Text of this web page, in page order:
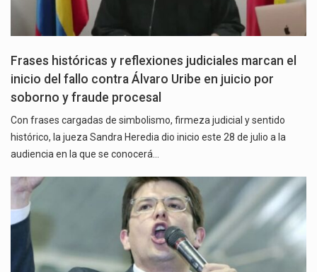
Frases históricas y reflexiones judiciales marcan el
inicio del fallo contra Álvaro Uribe en juicio por
soborno y fraude procesal
Con frases cargadas de simbolismo, firmeza judicial y sentido
histórico, la jueza Sandra Heredia dio inicio este 28 de julio a la
audiencia en la que se conocerá…